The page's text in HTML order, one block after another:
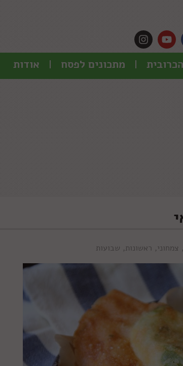
מתכונים לפסח אודות
, צמחוני, ראשונות, שבועות